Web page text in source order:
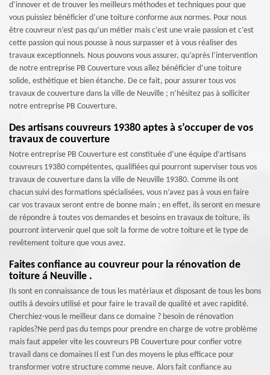
d’innover et de trouver les meilleurs méthodes et techniques pour que
vous puissiez bénéficier d’une toiture conforme aux normes. Pour nous
être couvreur n’est pas qu’un métier mais c’est une vraie passion et c’est
cette passion qui nous pousse à nous surpasser et à vous réaliser des
travaux exceptionnels. Nous pouvons vous assurer, qu’après l’intervention
de notre entreprise PB Couverture vous allez bénéficier d’une toiture
solide, esthétique et bien étanche. De ce fait, pour assurer tous vos
travaux de couverture dans la ville de Neuville ; n’hésitez pas à solliciter
notre entreprise PB Couverture.
Des artisans couvreurs 19380 aptes à s’occuper de vos
travaux de couverture
Notre entreprise PB Couverture est constituée d’une équipe d’artisans
couvreurs 19380 compétentes, qualifiées qui pourront superviser tous vos
travaux de couverture dans la ville de Neuville 19380. Comme ils ont
chacun suivi des formations spécialisées, vous n’avez pas à vous en faire
car vos travaux seront entre de bonne main ; en effet, ils seront en mesure
de répondre à toutes vos demandes et besoins en travaux de toiture, ils
pourront intervenir quel que soit la forme de votre toiture et le type de
revêtement toiture que vous avez.
Faites confiance au couvreur pour la rénovation de
toiture á Neuville .
Ils sont en connaissance de tous les matériaux et disposant de tous les bons
outils á devoirs utilisé et pour faire le travail de qualité et avec rapidité.
Cherchiez-vous le meilleur dans ce domaine ? besoin de rénovation
rapides?Ne perd pas du temps pour prendre en charge de votre problème
mais faut appeler vite les couvreurs PB Couverture pour confier votre
travail dans ce domaines Il est l'un des moyens le plus efficace pour
transformer votre structure comme neuve. Alors fait confiance au